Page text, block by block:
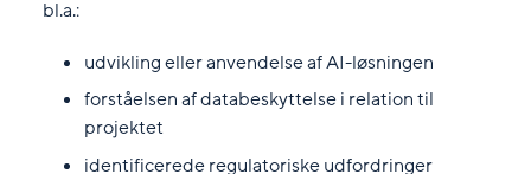
bl.a.:
udvikling eller anvendelse af AI-løsningen
forståelsen af databeskyttelse i relation til
projektet
identificerede regulatoriske udfordringer